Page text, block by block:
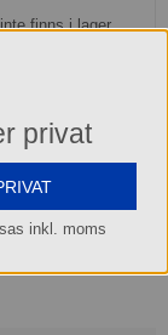
finns i lager.
arbetsdagar, eller
privat
inkl. moms